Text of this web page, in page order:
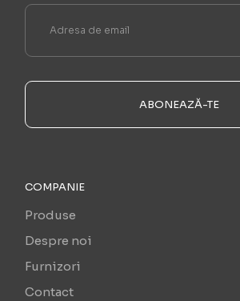
ABONEAZĂ-TE
COMPANIE
Produse
Despre noi
Furnizori
Contact